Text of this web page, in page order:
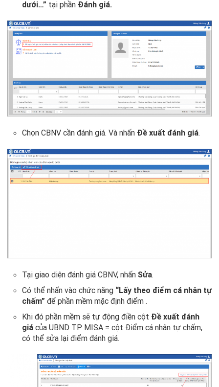
dưới…” tại phần Đánh giá.
Chọn CBNV cần đánh giá. Và nhấn Đề xuất đánh giá.
Tại giao diện đánh giá CBNV, nhấn Sửa.
Có thể nhấn vào chức năng “Lấy theo điểm cá nhân tự
chấm” để phần mềm mặc định điểm .
Khi đó phần mềm sẽ tự động điền cột Đề xuất đánh
giá của UBND TP MISA = cột Điểm cá nhân tự chấm,
có thể sửa lại điểm đánh giá.